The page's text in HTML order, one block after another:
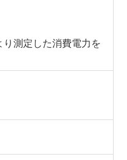
測定した消費電力を